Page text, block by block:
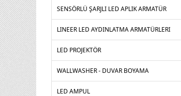
SENSÖRLÜ ŞARJLI LED APLIK ARMATÜR
LINEER LED AYDINLATMA ARMATÜRLERI
LED PROJEKTÖR
WALLWASHER - DUVAR BOYAMA
LED AMPUL